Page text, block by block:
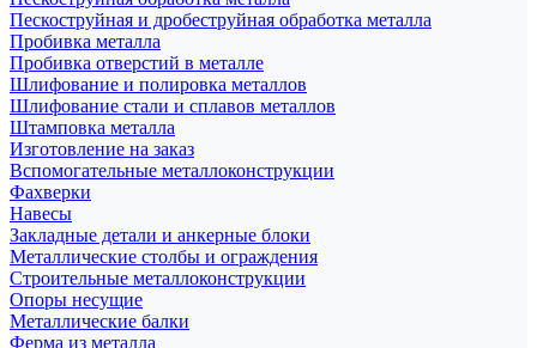
Пескоструйная и дробеструйная обработка металла
Пробивка металла
Пробивка отверстий в металле
Шлифование и полировка металлов
Шлифование стали и сплавов металлов
Штамповка металла
Изготовление на заказ
Вспомогательные металлоконструкции
Фахверки
Навесы
Закладные детали и анкерные блоки
Металлические столбы и ограждения
Строительные металлоконструкции
Опоры несущие
Металлические балки
Ферма из металла